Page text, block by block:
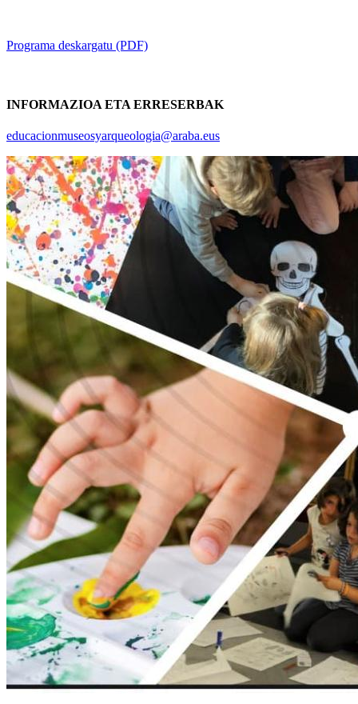
Programa deskargatu (PDF)
INFORMAZIOA ETA ERRESERBAK
educacionmuseosyarqueologia@araba.eus